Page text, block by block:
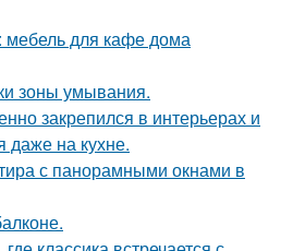
мебель для кафе дома
зоны умывания.
закрепился в интерьерах и
даже на кухне.
с панорамными окнами в